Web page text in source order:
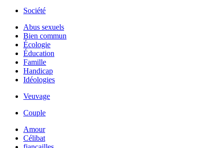
Société
Abus sexuels
Bien commun
Écologie
Éducation
Famille
Handicap
Idéologies
Veuvage
Couple
Amour
Célibat